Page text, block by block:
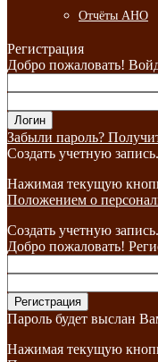
Отчёты АНО
Регистрация
Добро пожаловать!
Забыли пароль?
Создать учетную запись.
Нажимая текущую
Положением о
Создать учетную запись.
Добро пожаловать!
Пароль будет выслан
Нажимая текущую